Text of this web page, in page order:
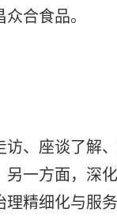
合食品。
、座谈了解
另一方面，深
精细化与服